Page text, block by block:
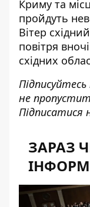
Криму та
пройдуть
Вітер
повітря
східних
не
Підписатися
ЗАРАЗ